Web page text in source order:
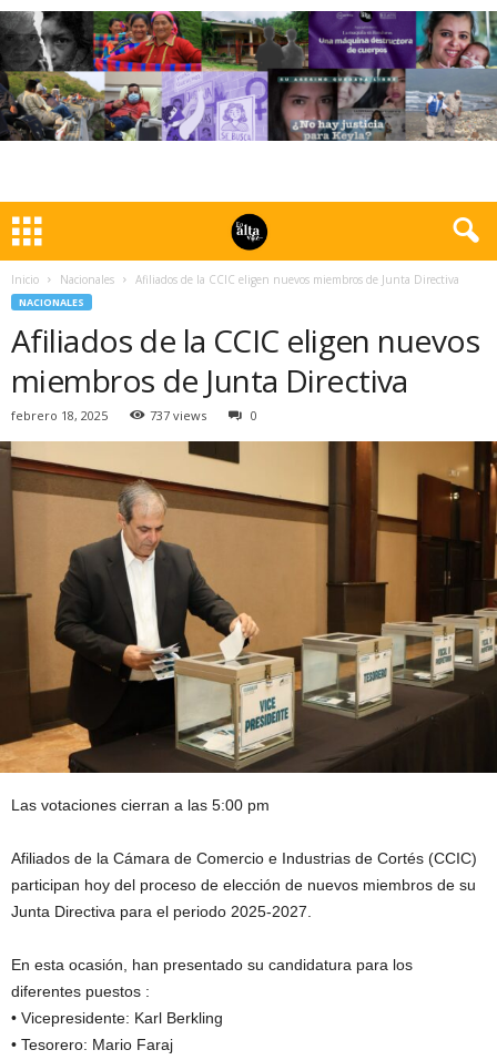
Inicio Nacionales Afiliados de la CCIC eligen nuevos miembros de Junta Directiva
NACIONALES
Afiliados de la CCIC eligen nuevos
miembros de Junta Directiva
febrero 18, 2025 737 views 0
Las votaciones cierran a las 5:00 pm
Afiliados de la Cámara de Comercio e Industrias de Cortés (CCIC)
participan hoy del proceso de elección de nuevos miembros de su
Junta Directiva para el periodo 2025-2027.
En esta ocasión, han presentado su candidatura para los
diferentes puestos :
• Vicepresidente: Karl Berkling
• Tesorero: Mario Faraj